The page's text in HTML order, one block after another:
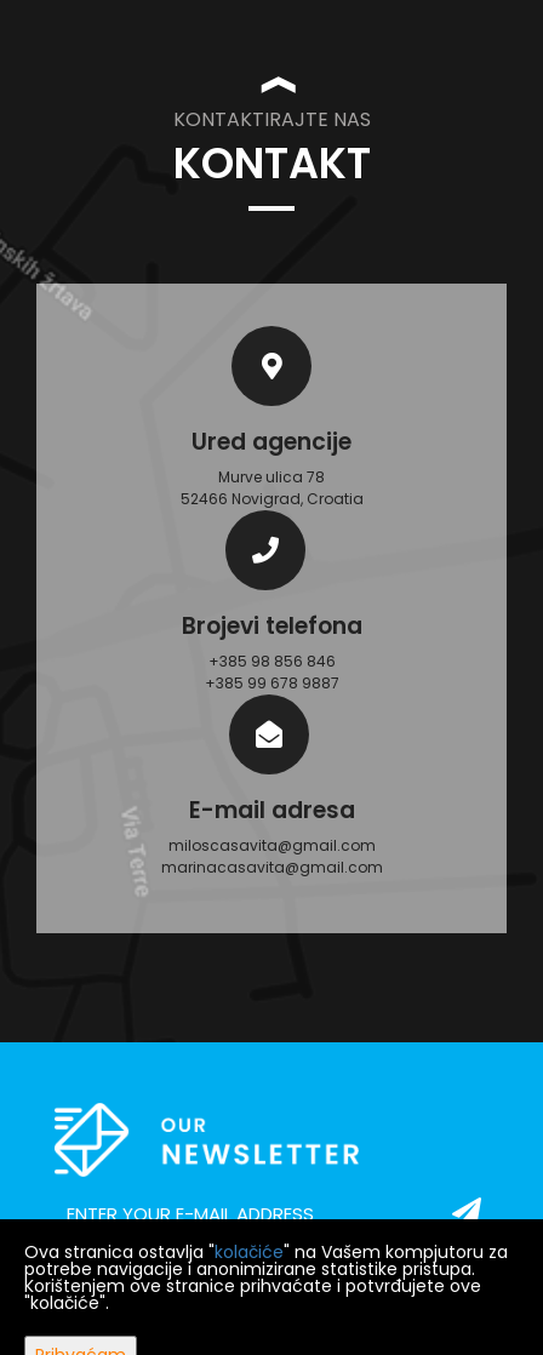
❱
KONTAKTIRAJTE NAS
KONTAKT
Ured agencije
Murve ulica 78
52466 Novigrad, Croatia
Brojevi telefona
+385 98 856 846
+385 99 678 9887
E-mail adresa
miloscasavita@gmail.com
marinacasavita@gmail.com
Ova stranica ostavlja "kolačiće" na Vašem kompjutoru za
potrebe navigacije i anonimizirane statistike pristupa.
Korištenjem ove stranice prihvaćate i potvrđujete ove
"kolačiće".